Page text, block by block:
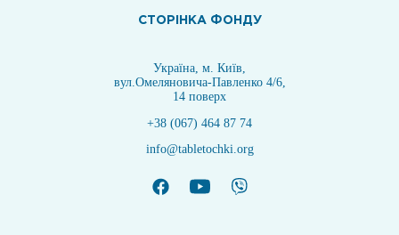
СТОРІНКА ФОНДУ
Україна, м. Київ,
вул.Омеляновича-Павленко 4/6,
14 поверх
+38 (067) 464 87 74
info@tabletochki.org